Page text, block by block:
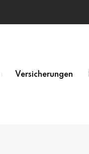
Versicherungen